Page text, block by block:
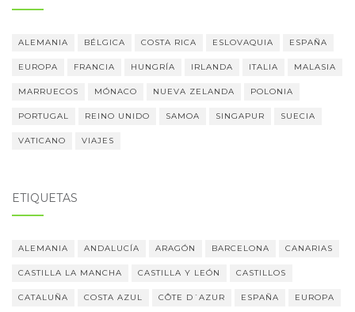
ALEMANIA BÉLGICA COSTA RICA ESLOVAQUIA ESPAÑA
EUROPA FRANCIA HUNGRÍA IRLANDA ITALIA MALASIA
MARRUECOS MÓNACO NUEVA ZELANDA POLONIA
PORTUGAL REINO UNIDO SAMOA SINGAPUR SUECIA
VATICANO VIAJES
ETIQUETAS
ALEMANIA ANDALUCÍA ARAGÓN BARCELONA CANARIAS
CASTILLA LA MANCHA CASTILLA Y LEÓN CASTILLOS
CATALUÑA COSTA AZUL CÔTE D´AZUR ESPAÑA EUROPA